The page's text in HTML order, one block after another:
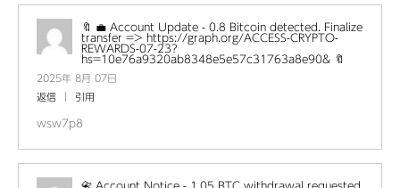
🔖 💼 Account Update - 0.8 Bitcoin detected. Finalize
transfer => https://graph.org/ACCESS-CRYPTO-
REWARDS-07-23?
hs=10e76a9320ab8348e5e57c31763a8e90& 🔖
2025年 8月 07日
返信
引用
wsw7p8
📇 Account Notice - 1.05 BTC withdrawal requested.